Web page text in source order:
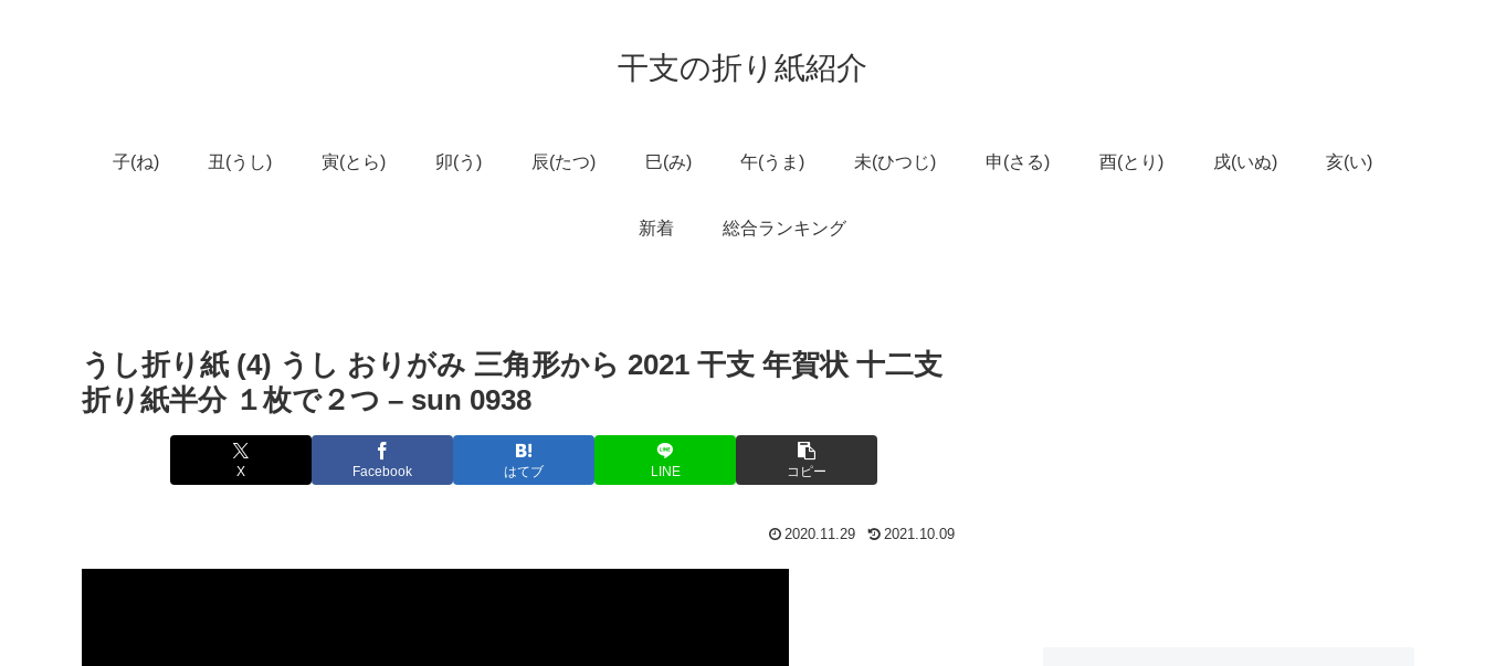
干支の折り紙紹介
子(ね) 丑(うし) 寅(とら) 卯(う) 辰(たつ) 巳(み) 午(うま) 未(ひつじ) 申(さる) 酉(とり) 戌(いぬ) 亥(い)
新着 総合ランキング
うし折り紙 (4) うし おりがみ 三角形から 2021 干支 年賀状 十二支
折り紙半分 １枚で２つ – sun 0938
X Facebook はてブ LINE コピー
2020.11.29 2021.10.09